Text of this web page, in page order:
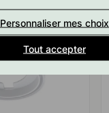
Personnaliser mes choix
Tout accepter